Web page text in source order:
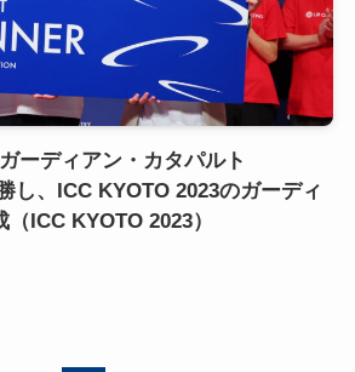
ーディアン・カタパルト
し、ICC KYOTO 2023のガーディ
ICC KYOTO 2023）